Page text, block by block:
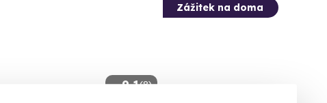
9.1(8)
Zážitek na doma